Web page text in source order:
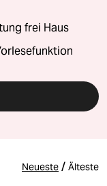
frei Haus
Neueste / Älteste